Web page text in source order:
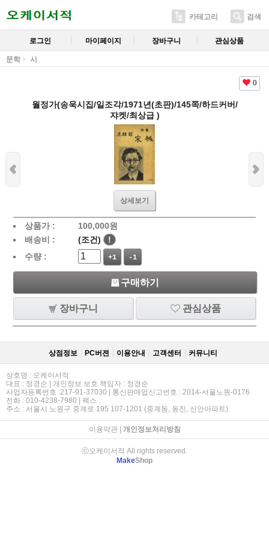
카테고리 검색
로그인 마이페이지 장바구니 관심상품
문학 시
0
월정가(송욱시집/일조각/1971년(초판)/145쪽/하드커버/
쟈켓/최상급 )
상세보기
상품가 : 100,000원
배송비 :
(조건)
!
수량 :
+1 -1
구매하기
장바구니 관심상품
상점정보 PC버젼 이용안내 고객센터 커뮤니티
상호명 : 오케이서적
대표 : 정경순 | 개인정보 보호 책임자 : 정경순
사업자등록번호 :217-91-37030 | 통신판매업신고번호 : 2014-서울노원-0176
전화 : 010-4238-7980 | 팩스 :
주소 : 서울시 노원구 중계로 195 107-1201 (중계동, 동진, 신안아파트)
이용약관| 개인정보처리방침
ⓒ오케이서적 All rights reserved.
MakeShop